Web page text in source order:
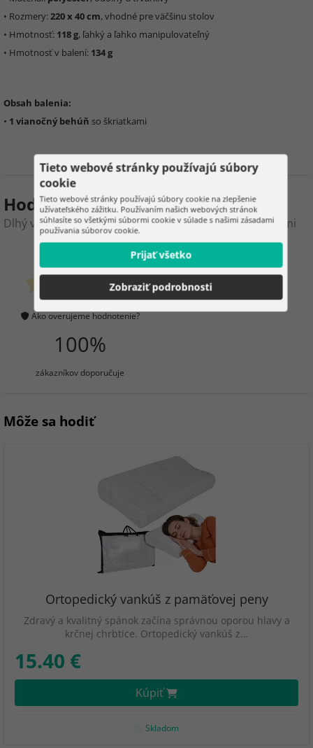
• Rozmery:220 x 40 cm, vhodné pre väčšinu stolov
• Hmotnosť: 118 g, ľahký a ľahko manipulovateľný
• Hmotnosť v balení: 134 g
Obsah balenia:
• 1 vianočný behúň so škriatkami
Hodnotenie produktu
Dlhý vianočný behúň 220 x 40 cm – červený s škriatkami
0 hodnotenie
Ako overujeme hodnotenie?
zákazníkov už kúpilo
100%
zákazníkov doporučuje
Môže sa hodiť
Ortopedický vankúš z pamäťovej peny
Zdravý a kvalitný spánok začína správnou oporou hlavy a
krčnej chrbtice. Ortopedický vankúš z…
15.40 €
Kúpiť
Skladom
Tieto webové stránky používajú súbory
cookie
Tieto webové stránky používajú súbory cookie na zlepšenie
užívateľského zážitku. Používaním našich webových stránok
súhlasíte so všetkými súbormi cookie v súlade s našimi zásadami
používania súborov cookie.
Prijať všetko
Zobraziť podrobnosti